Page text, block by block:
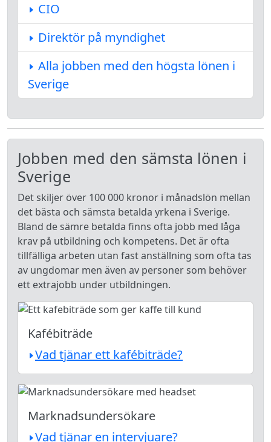
CIO
Direktör på myndighet
Alla jobben med den högsta lönen i
Sverige
Jobben med den sämsta lönen i
Sverige
Det skiljer över 100 000 kronor i månadslön mellan
det bästa och sämsta betalda yrkena i Sverige.
Bland de sämre betalda finns ofta jobb med låga
krav på utbildning och kompetens. Det är ofta
tillfälliga arbeten utan fast anställning som ofta tas
av ungdomar men även av personer som behöver
ett extrajobb under utbildningen.
Kafébiträde
Vad tjänar ett kafébiträde?
Marknadsundersökare
Vad tjänar en intervjuare?